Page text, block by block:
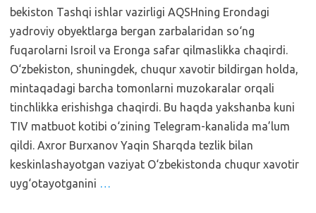
bekiston Tashqi ishlar vazirligi AQSHning Erondagi
yadroviy obyektlarga bergan zarbalaridan so‘ng
fuqarolarni Isroil va Eronga safar qilmaslikka chaqirdi.
O‘zbekiston, shuningdek, chuqur xavotir bildirgan holda,
mintaqadagi barcha tomonlarni muzokaralar orqali
tinchlikka erishishga chaqirdi. Bu haqda yakshanba kuni
TIV matbuot kotibi o‘zining Telegram-kanalida ma’lum
qildi. Axror Burxanov Yaqin Sharqda tezlik bilan
keskinlashayotgan vaziyat O‘zbekistonda chuqur xavotir
uyg‘otayotganini …